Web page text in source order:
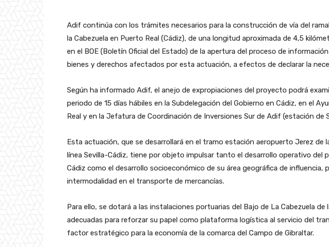
Adif continúa con los trámites necesarios para la construcción de vía del
la Cabezuela en Puerto Real (Cádiz), de una longitud aproximada de 4,5
en el BOE (Boletín Oficial del Estado) de la apertura del proceso de
bienes y derechos afectados por esta actuación, a efectos de declarar la
Según ha informado Adif, el anejo de expropiaciones del proyecto podrá
periodo de 15 días hábiles en la Subdelegación del Gobierno en Cádiz, en el
Real y en la Jefatura de Coordinación de Inversiones Sur de Adif (estación de
Esta actuación, que se desarrollará en el tramo estación aeropuerto Jerez de
línea Sevilla-Cádiz, tiene por objeto impulsar tanto el desarrollo operativo del
Cádiz como el desarrollo socioeconómico de su área geográfica de influencia,
intermodalidad en el transporte de mercancías.
Para ello, se dotará a las instalaciones portuarias del Bajo de La Cabezuela de
adecuadas para reforzar su papel como plataforma logística al servicio del
factor estratégico para la economía de la comarca del Campo de Gibraltar.